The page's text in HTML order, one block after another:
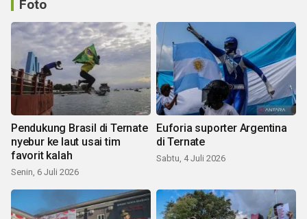
Foto
Pendukung Brasil di Ternate
nyebur ke laut usai tim
favorit kalah
Senin, 6 Juli 2026
Euforia suporter Argentina
di Ternate
Sabtu, 4 Juli 2026